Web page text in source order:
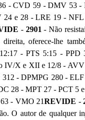
- CVD 59 - DMV 53 -
e 28 - LRE 19 - NFL
- 2901 - Não
oferece-lhe
- PTS 5:15 - PPD
IV/X e XII e 12/8 -
- DPMPG 280 -
28 - MPT 27 - PCT 5
- VMO 21REVIDE -
O autor de qualquer